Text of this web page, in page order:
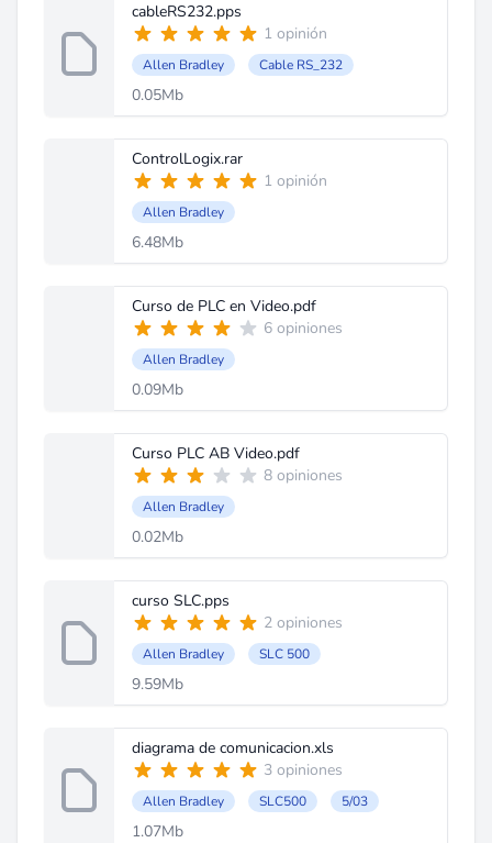
cableRS232.pps
1 opinión
Allen Bradley Cable RS_232
0.05Mb
ControlLogix.rar
1 opinión
Allen Bradley
6.48Mb
Curso de PLC en Video.pdf
6 opiniones
Allen Bradley
0.09Mb
Curso PLC AB Video.pdf
8 opiniones
Allen Bradley
0.02Mb
curso SLC.pps
2 opiniones
Allen Bradley SLC 500
9.59Mb
diagrama de comunicacion.xls
3 opiniones
Allen Bradley SLC500 5/03
1.07Mb